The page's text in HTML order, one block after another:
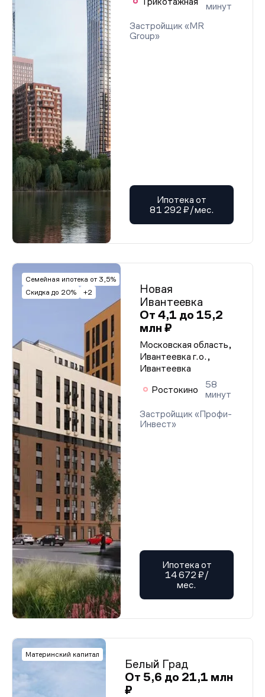
минут
Застройщик «MR
Group»
Ипотека от
81 292 ₽/мес.
Семейная ипотека от 3,5%
Скидка до 20%
+2
Новая
Ивантеевка
От 4,1 до 15,2
млн ₽
Московская область,
Ивантеевка г.о.,
Ивантеевка
Ростокино
58
минут
Застройщик «Профи-
Инвест»
Ипотека от
14 672 ₽/
мес.
Материнский капитал
Белый Град
От 5,6 до 21,1 млн
₽